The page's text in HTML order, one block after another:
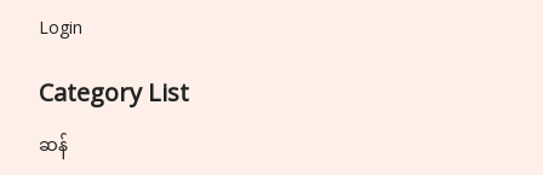
Login
Category List
ဆန်